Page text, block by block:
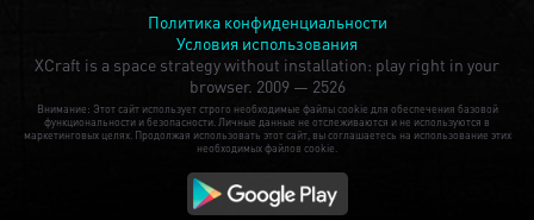
Политика конфиденциальности
Условия использования
XCraft is a space strategy without installation: play right in your
browser. 2009 — 2526
Внимание: Этот сайт использует строго необходимые файлы cookie для обеспечения базовой
функциональности и безопасности. Личные данные не отслеживаются и не используются в
маркетинговых целях. Продолжая использовать этот сайт, вы соглашаетесь на использование этих
необходимых файлов cookie.